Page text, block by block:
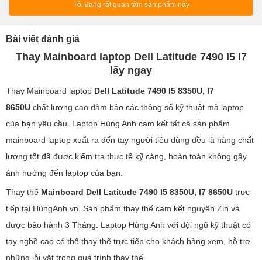
Tôi đang rất quan tâm sản phẩm này
Bài viết đánh giá
Thay Mainboard laptop Dell Latitude 7490 I5 I7
lấy ngay
Thay Mainboard laptop Dell Latitude 7490 I5 8350U, I7
8650U chất lượng cao đảm bảo các thông số kỹ thuật mà laptop
của bạn yêu cầu. Laptop Hùng Anh cam kết tất cả sản phẩm
mainboard laptop xuất ra đến tay người tiêu dùng đều là hàng chất
lượng tốt đã được kiểm tra thực tế kỹ càng, hoàn toàn không gây
ảnh hưởng đến laptop của bạn.
Thay thế Mainboard Dell Latitude 7490 I5 8350U, I7 8650U trực
tiếp tại HùngAnh.vn. Sản phẩm thay thế cam kết nguyên Zin và
được bảo hành 3 Tháng. Laptop Hùng Anh với đội ngũ kỹ thuật có
tay nghề cao có thể thay thế trực tiếp cho khách hàng xem, hỗ trợ
những lỗi vặt trong quá trình thay thế.